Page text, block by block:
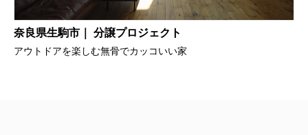
奈良県生駒市｜ 分譲プロジェクト
アウトドアを楽しむ無骨でカッコいい家